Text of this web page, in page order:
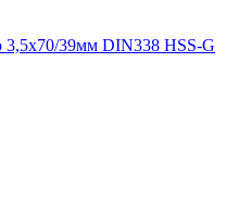
3,5x70/39мм DIN338 HSS-G